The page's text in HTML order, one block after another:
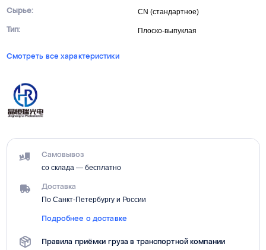
Сырье: CN (стандартное)
Тип: Плоско-выпуклая
Смотреть все характеристики
Самовывоз
со склада — бесплатно
Доставка
По Санкт-Петербургу и России
Подробнее о доставке
Правила приёмки груза в транспортной компании